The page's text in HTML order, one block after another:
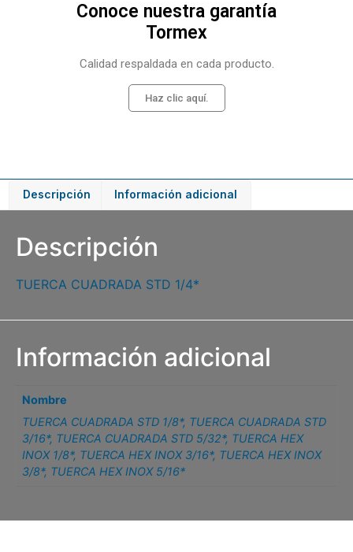
Conoce nuestra garantía
Tormex
Calidad respaldada en cada producto.
Haz clic aquí.
Descripción Información adicional
Descripción
TUERCA CUADRADA STD 1/4*
Información adicional
Nombre
TUERCA CUADRADA STD 1/8*, TUERCA CUADRADA STD
3/16*, TUERCA CUADRADA STD 5/32*, TUERCA HEX
INOX 1/8*, TUERCA HEX INOX 3/16*, TUERCA HEX INOX
3/8*, TUERCA HEX INOX 5/16*